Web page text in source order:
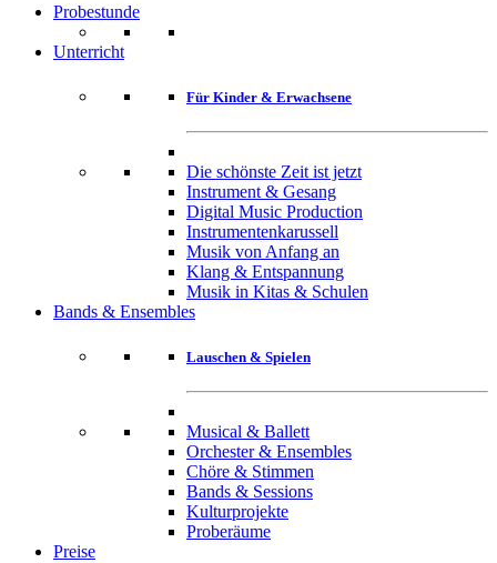
Probestunde
Unterricht
Für Kinder & Erwachsene
Die schönste Zeit ist jetzt
Instrument & Gesang
Digital Music Production
Instrumentenkarussell
Musik von Anfang an
Klang & Entspannung
Musik in Kitas & Schulen
Bands & Ensembles
Lauschen & Spielen
Musical & Ballett
Orchester & Ensembles
Chöre & Stimmen
Bands & Sessions
Kulturprojekte
Proberäume
Preise